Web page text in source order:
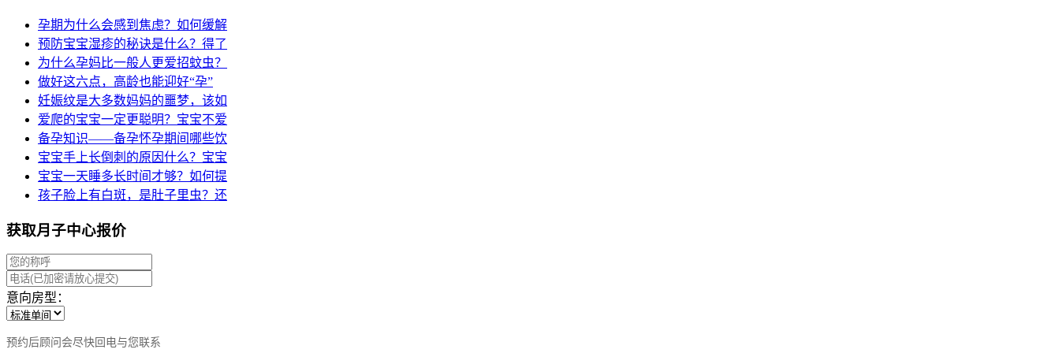
孕期为什么会感到焦虑？如何缓解
预防宝宝湿疹的秘诀是什么？得了
为什么孕妈比一般人更爱招蚊虫？
做好这六点，高龄也能迎好“孕”
妊娠纹是大多数妈妈的噩梦，该如
爱爬的宝宝一定更聪明？宝宝不爱
备孕知识——备孕怀孕期间哪些饮
宝宝手上长倒刺的原因什么？宝宝
宝宝一天睡多长时间才够？如何提
孩子脸上有白斑，是肚子里虫？还
获取月子中心报价
意向房型：
预约后顾问会尽快回电与您联系